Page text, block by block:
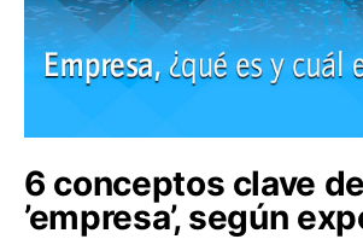
6 conceptos clave de
’empresa’, según